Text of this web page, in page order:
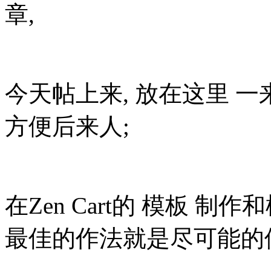
章,
今天帖上来, 放在这里 一
方便后来人;
在Zen Cart的 模板 制作
最佳的作法就是尽可能的